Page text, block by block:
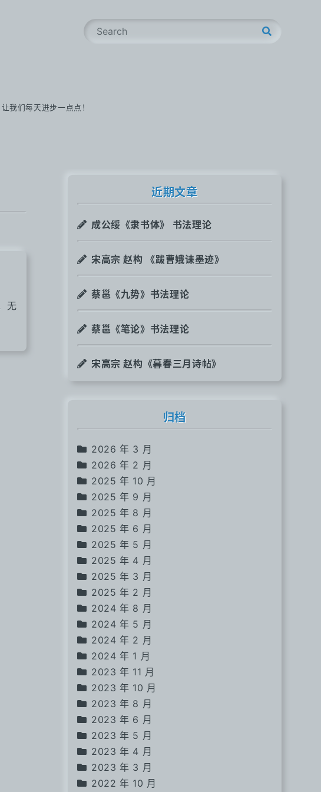
我们每天进步一点点！
S
h
无
近期文章
成公绥《隶书体》 书法理论
宋高宗 赵构 《跋曹娥诔墨迹》
蔡邕《九势》书法理论
蔡邕《笔论》书法理论
宋高宗 赵构《暮春三月诗帖》
归档
2026 年 3 月
2026 年 2 月
2025 年 10 月
2025 年 9 月
2025 年 8 月
2025 年 6 月
2025 年 5 月
2025 年 4 月
2025 年 3 月
2025 年 2 月
2024 年 8 月
2024 年 5 月
2024 年 2 月
2024 年 1 月
2023 年 11 月
2023 年 10 月
2023 年 8 月
2023 年 6 月
2023 年 5 月
2023 年 4 月
2023 年 3 月
2022 年 10 月